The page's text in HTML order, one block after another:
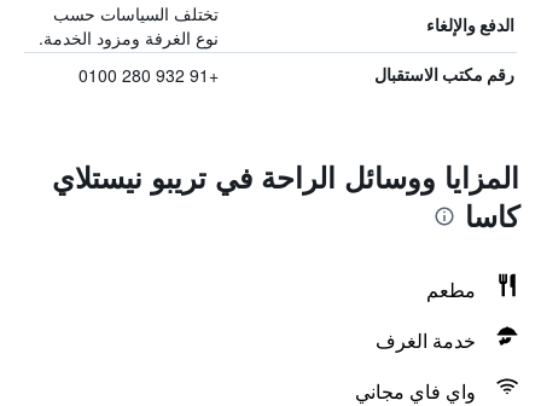
الدفع والإلغاء
تختلف السياسات حسب
نوع الغرفة ومزود الخدمة.
رقم مكتب الاستقبال +91 932 280 0100
المزايا ووسائل الراحة في تريبو نيستلاي
كاسا
مطعم
خدمة الغرف
واي فاي مجاني